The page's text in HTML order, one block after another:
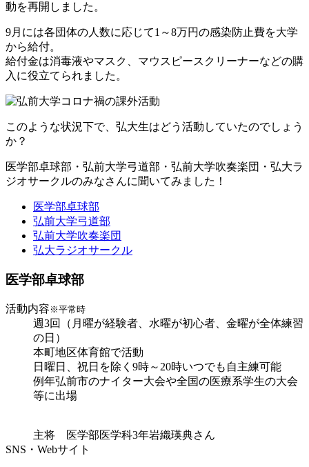
動を再開しました。
9月には各団体の人数に応じて1～8万円の感染防止費を大学
から給付。
給付金は消毒液やマスク、マウスピースクリーナーなどの購
入に役立てられました。
このような状況下で、弘大生はどう活動していたのでしょう
か？
医学部卓球部・弘前大学弓道部・弘前大学吹奏楽団・弘大ラ
ジオサークルのみなさんに聞いてみました！
医学部卓球部
弘前大学弓道部
弘前大学吹奏楽団
弘大ラジオサークル
医学部卓球部
活動内容 ※平常時
週3回（月曜が経験者、水曜が初心者、金曜が全体練習
の日）
本町地区体育館で活動
日曜日、祝日を除く9時～20時いつでも自主練可能
例年弘前市のナイター大会や全国の医療系学生の大会
等に出場
主将 医学部医学科3年岩織瑛典さん
SNS・Webサイト